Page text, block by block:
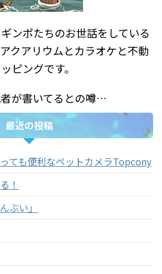
ンポたちのお世話をしている
クアリウムとカラオケと不動
ピングです。
が書いてるとの噂…
最近の投稿
ても便利なペットカメラTopcony
！
ぶい」